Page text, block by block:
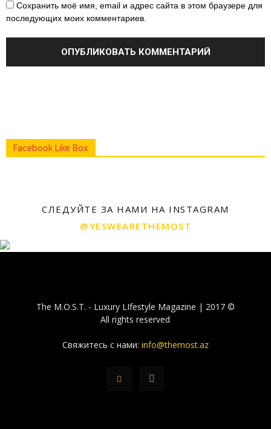
Сохранить моё имя, email и адрес сайта в этом браузере для
последующих моих комментариев.
Facebook Like Box
СЛЕДУЙТЕ ЗА НАМИ НА INSTAGRAM
@YESWEARETHEMOST
The M.O.S.T. - Luxury LIfestyle Magazine | 2017 ©
All rights reserved
Свяжитесь с нами: info@themost.az